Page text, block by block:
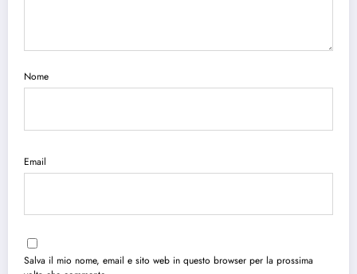
Nome
Email
Salva il mio nome, email e sito web in questo browser per la prossima